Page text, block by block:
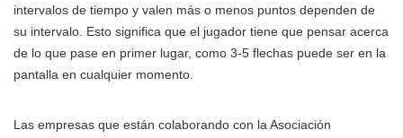
intervalos de tiempo y valen más o menos puntos dependen de
su intervalo. Esto significa que el jugador tiene que pensar acerca
de lo que pase en primer lugar, como 3-5 flechas puede ser en la
pantalla en cualquier momento.
Las empresas que están colaborando con la Asociación